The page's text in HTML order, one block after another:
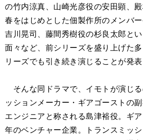
の竹内涼真、山崎光彦役の安田顕、
春をはじめとした佃製作所のメンバ
吉川晃司、藤間秀樹役の杉良太郎と
面々など、前シリーズを盛り上げた
リーズでも引き続き演じることが発表
そんな同ドラマで、イモトが演じ
ッションメーカー・ギアゴーストの
エンジニアと称される島津裕役。ギ
年のベンチャー企業。トランスミッシ